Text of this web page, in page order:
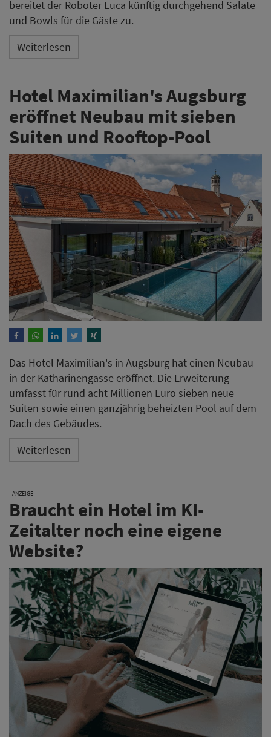
bereitet der Roboter Luca künftig durchgehend Salate
und Bowls für die Gäste zu.
Weiterlesen
Hotel Maximilian's Augsburg
eröffnet Neubau mit sieben
Suiten und Rooftop-Pool
Das Hotel Maximilian's in Augsburg hat einen Neubau
in der Katharinengasse eröffnet. Die Erweiterung
umfasst für rund acht Millionen Euro sieben neue
Suiten sowie einen ganzjährig beheizten Pool auf dem
Dach des Gebäudes.
Weiterlesen
ANZEIGE
Braucht ein Hotel im KI-
Zeitalter noch eine eigene
Website?